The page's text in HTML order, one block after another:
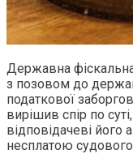
Державна
з позовом до
податкової
вирішив спір по
відповідачеві його
несплатою